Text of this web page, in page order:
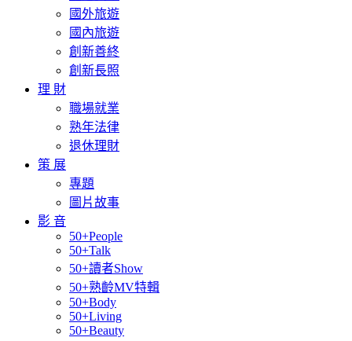
國外旅遊
國內旅遊
創新善終
創新長照
理 財
職場就業
熟年法律
退休理財
策 展
專題
圖片故事
影 音
50+People
50+Talk
50+讀者Show
50+熟齡MV特輯
50+Body
50+Living
50+Beauty